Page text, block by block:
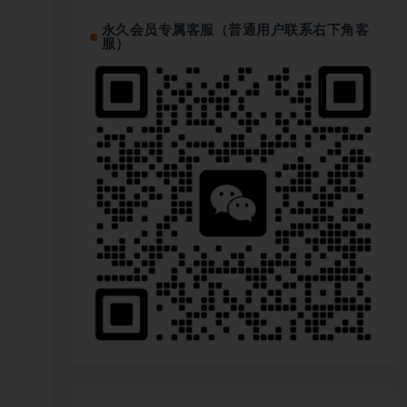
永久会员专属客服（普通用户联系右下角客
服）